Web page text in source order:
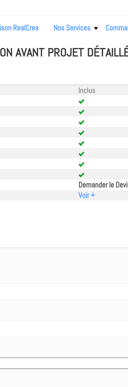
RealCrea Nos Services
AVANT PROJET
Inclus
Demander le
Voir +